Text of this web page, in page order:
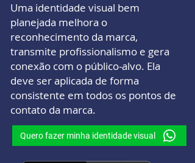
Uma identidade visual bem
planejada melhora o
reconhecimento da marca,
transmite profissionalismo e gera
conexão com o público-alvo. Ela
deve ser aplicada de forma
consistente em todos os pontos de
contato da marca.
Quero fazer minha identidade visual